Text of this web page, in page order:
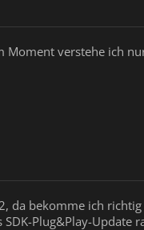
Moment verstehe ich
da bekomme ich richtig
Plug&Play-Update